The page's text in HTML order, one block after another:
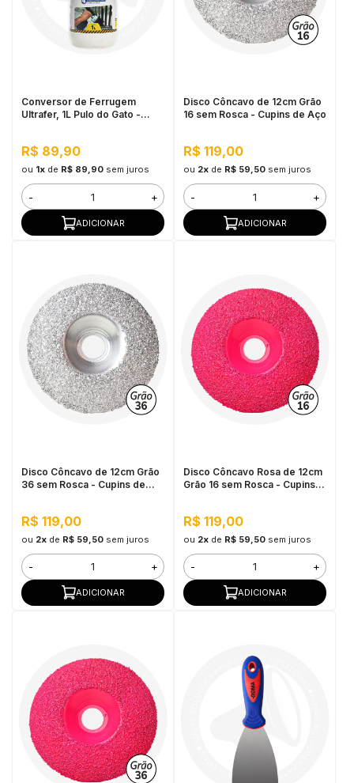
Conversor de Ferrugem
Ultrafer, 1L Pulo do Gato -
R$ 89,90
ou 1xde R$ 89,90 sem juros
- +
ADICIONAR
Disco Côncavo de 12cm Grão
16 sem Rosca - Cupins de Aço
R$ 119,00
ou 2xde R$ 59,50 sem juros
- +
ADICIONAR
Disco Côncavo de 12cm Grão
36 sem Rosca - Cupins de
R$ 119,00
ou 2xde R$ 59,50 sem juros
- +
ADICIONAR
Disco Côncavo Rosa de 12cm
Grão 16 sem Rosca - Cupins
R$ 119,00
ou 2xde R$ 59,50 sem juros
- +
ADICIONAR